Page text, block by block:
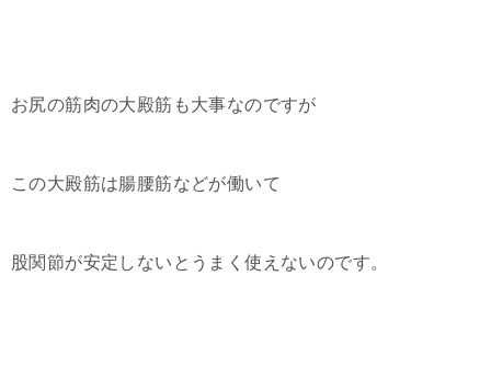
お尻の筋肉の大殿筋も大事なのですが
この大殿筋は腸腰筋などが働いて
股関節が安定しないとうまく使えないのです。